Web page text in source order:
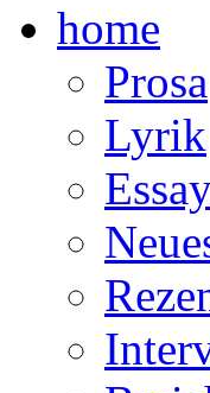
home
Prosa
Lyrik